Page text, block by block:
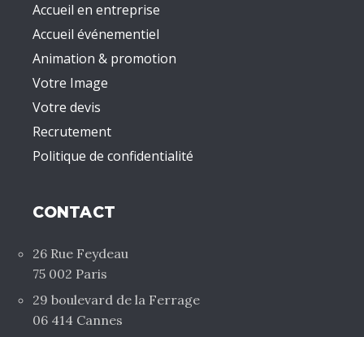
Accueil en entreprise
Accueil événementiel
Animation & promotion
Votre Image
Votre devis
Recrutement
Politique de confidentialité
CONTACT
26 Rue Feydeau
75 002 Paris
29 boulevard de la Ferrage
06 414 Cannes